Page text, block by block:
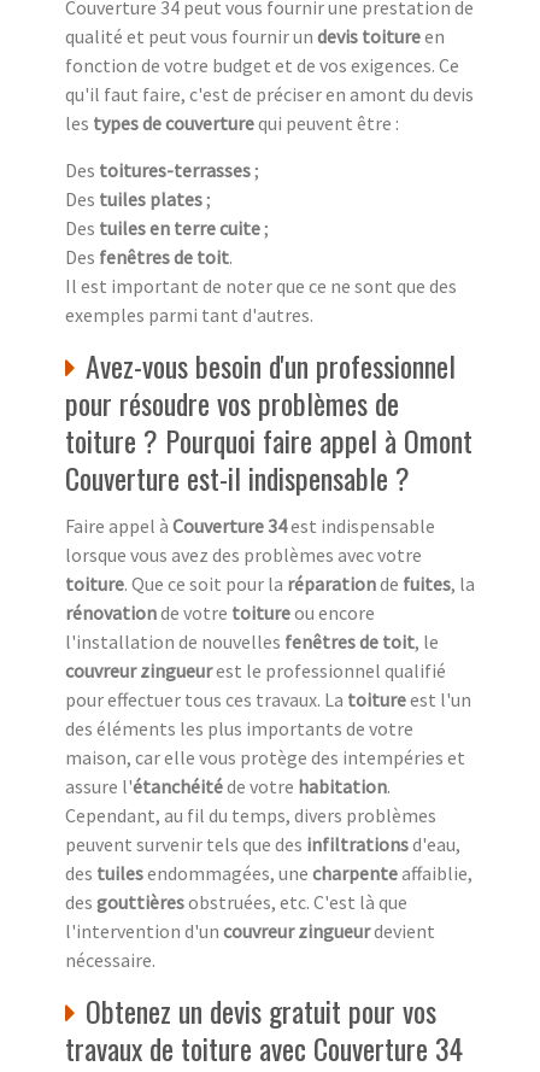
Couverture 34 peut vous fournir une prestation de
qualité et peut vous fournir un devis toitureen
fonction de votre budget et de vos exigences. Ce
qu'il faut faire, c'est de préciser en amont du devis
les types de couverturequi peuvent être :
Des toitures-terrasses;
Des tuiles plates;
Des tuiles en terre cuite;
Des fenêtres de toit.
Il est important de noter que ce ne sont que des
exemples parmi tant d'autres.
Avez-vous besoin d'un professionnel
pour résoudre vos problèmes de
toiture ? Pourquoi faire appel à Omont
Couverture est-il indispensable ?
Faire appel à Couverture 34est indispensable
lorsque vous avez des problèmes avec votre
toiture. Que ce soit pour la réparationde fuites, la
rénovationde votre toitureou encore
l'installation de nouvelles fenêtres de toit, le
couvreur zingueurest le professionnel qualifié
pour effectuer tous ces travaux. La toitureest l'un
des éléments les plus importants de votre
maison, car elle vous protège des intempéries et
assure l'étanchéitéde votre habitation.
Cependant, au fil du temps, divers problèmes
peuvent survenir tels que des infiltrationsd'eau,
des tuilesendommagées, une charpenteaffaiblie,
des gouttièresobstruées, etc. C'est là que
l'intervention d'un couvreur zingueurdevient
nécessaire.
Obtenez un devis gratuit pour vos
travaux de toiture avec Couverture 34